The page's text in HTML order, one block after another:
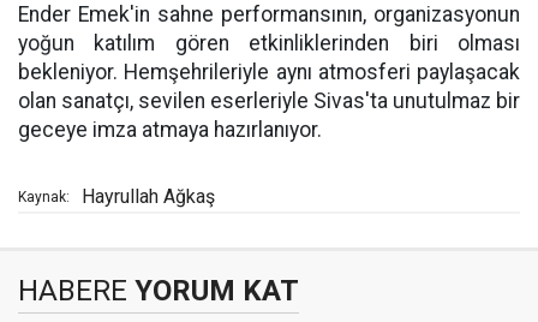
Ender Emek'in sahne performansının, organizasyonun
yoğun katılım gören etkinliklerinden biri olması
bekleniyor. Hemşehrileriyle aynı atmosferi paylaşacak
olan sanatçı, sevilen eserleriyle Sivas'ta unutulmaz bir
geceye imza atmaya hazırlanıyor.
Kaynak: Hayrullah Ağkaş
HABERE YORUM KAT